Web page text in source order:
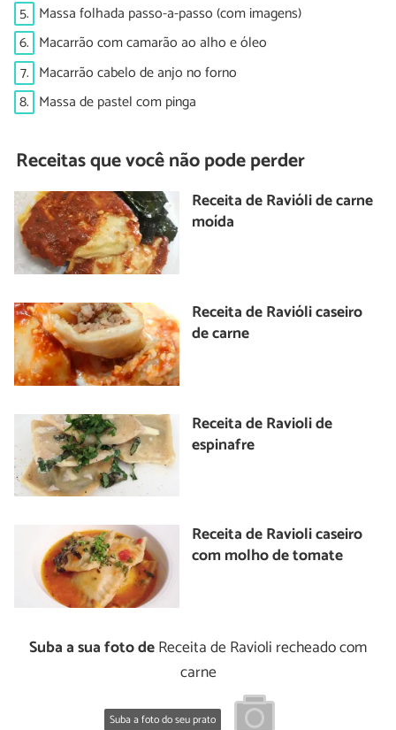
5. Massa folhada passo-a-passo (com imagens)
6. Macarrão com camarão ao alho e óleo
7. Macarrão cabelo de anjo no forno
8. Massa de pastel com pinga
Receitas que você não pode perder
Receita de Ravióli de carne
moída
Receita de Ravióli caseiro
de carne
Receita de Ravioli de
espinafre
Receita de Ravioli caseiro
com molho de tomate
Suba a sua foto deReceita de Ravioli recheado com
carne
Suba a foto do seu prato